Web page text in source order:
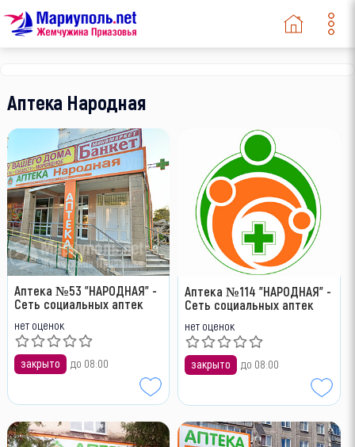
Аптека Народная
Аптека №53 "НАРОДНАЯ" -
Сеть социальных аптек
нет оценок
закрыто до 08:00
Аптека №114 "НАРОДНАЯ" -
Сеть социальных аптек
нет оценок
закрыто до 08:00